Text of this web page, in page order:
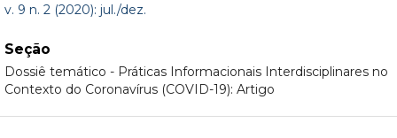
v. 9 n. 2 (2020): jul./dez.
Seção
Dossiê temático - Práticas Informacionais Interdisciplinares no
Contexto do Coronavírus (COVID-19): Artigo